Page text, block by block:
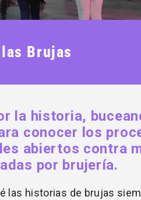
Brujas
la historia,
conocer los
abiertos contra
por brujería.
las historias de brujas